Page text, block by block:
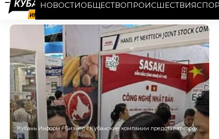
НОВОСТИОБЩЕСТВОПРОИСШЕСТВИЯ
Кубань Информ/Бизнес/Кубанские компании представят горох, чечевицу и мед на выставке во Вьетнаме